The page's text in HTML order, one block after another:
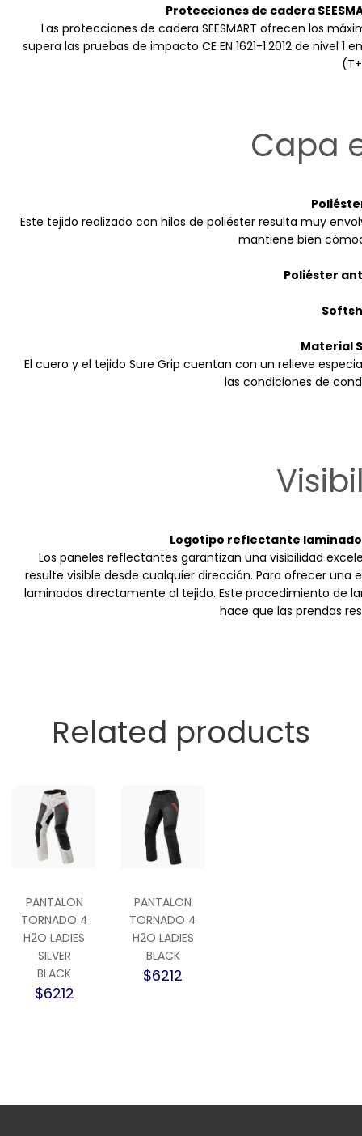
Protecciones de cadera
Las protecciones de cadera SEESMART ofrecen los
supera las pruebas de impacto CE EN 1621-1:2012 de
Capa
Este tejido realizado con hilos de poliéster resulta muy
mantiene bien
Poliéster
Material
El cuero y el tejido Sure Grip cuentan con un relieve
las condiciones de
Logotipo reflectante
Los paneles reflectantes garantizan una visibilidad
resulte visible desde cualquier dirección. Para ofrecer
laminados directamente al tejido. Este procedimiento de
hace que las prendas
Related products
PANTALON
TORNADO 4
H2O LADIES
SILVER
BLACK
$6212
PANTALON
TORNADO 4
H2O LADIES
BLACK
$6212